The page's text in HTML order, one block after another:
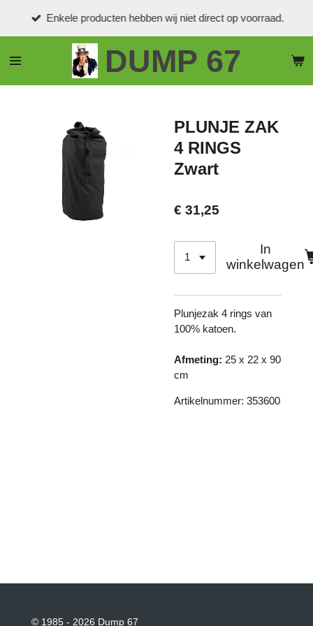
de
DUMP 67
Enkele producten hebben wij niet direct op voorraad.
PLUNJE ZAK
4 RINGS
Zwart
€ 31,25
In
winkelwagen
Plunjezak 4 rings van
100% katoen.
Afmeting: 25 x 22 x 90
cm
Artikelnummer: 353600
© 1985 - 2026 Dump 67